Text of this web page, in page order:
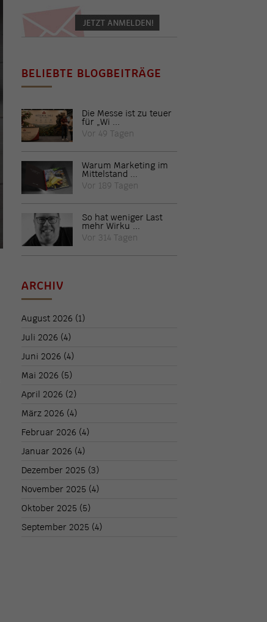
BELIEBTE BLOGBEITRÄGE
Die Messe ist zu teuer
für „Wi ...
Vor 49 Tagen
Warum Marketing im
Mittelstand ...
Vor 189 Tagen
So hat weniger Last
mehr Wirku ...
Vor 314 Tagen
ARCHIV
August 2026 (1)
Juli 2026 (4)
Juni 2026 (4)
Mai 2026 (5)
April 2026 (2)
März 2026 (4)
Februar 2026 (4)
Januar 2026 (4)
Dezember 2025 (3)
November 2025 (4)
Oktober 2025 (5)
September 2025 (4)